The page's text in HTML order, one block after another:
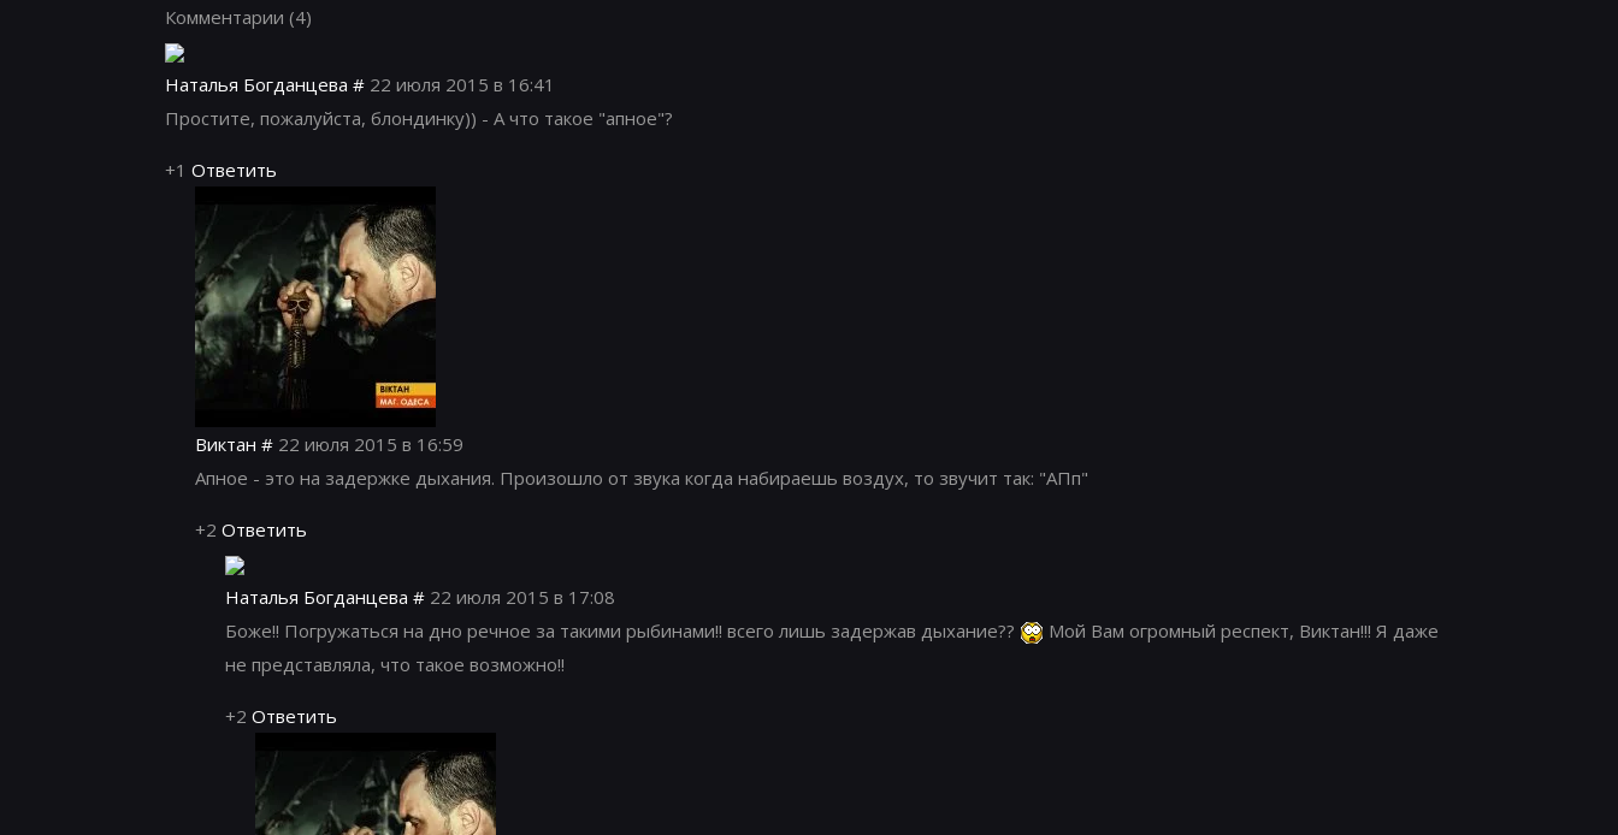
Комментарии (4)
Наталья Богданцева # 22 июля 2015 в 16:41
Простите, пожалуйста, блондинку)) - А что такое "апное"?
+1 Ответить
Виктан # 22 июля 2015 в 16:59
Апное - это на задержке дыхания. Произошло от звука когда набираешь воздух, то звучит так: "АПп"
+2 Ответить
Наталья Богданцева # 22 июля 2015 в 17:08
Боже!! Погружаться на дно речное за такими рыбинами!! всего лишь задержав дыхание??
Мой Вам огромный респект, Виктан!!! Я даже
не представляла, что такое возможно!!
+2 Ответить